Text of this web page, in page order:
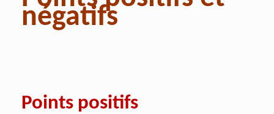
négatifs
Points positifs